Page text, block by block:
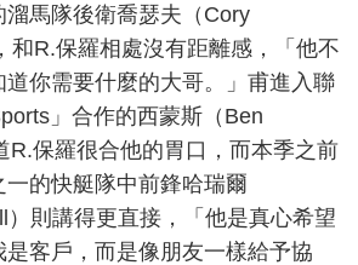
溜馬隊後衛喬瑟夫（Cory
和R.保羅相處沒有距離感，「他不
你需要什麼的大哥。」甫進入聯
」合作的西蒙斯（Ben
R.保羅很合他的胃口，而本季之前
的快艇隊中前鋒哈瑞爾
）則講得更直接，「他是真心希望
客戶，而是像朋友一樣給予協